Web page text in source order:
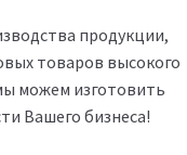
продукции,
товаров высокого
можем изготовить
Вашего бизнеса!